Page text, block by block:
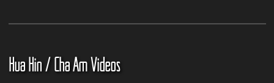
Hua Hin / Cha Am Videos